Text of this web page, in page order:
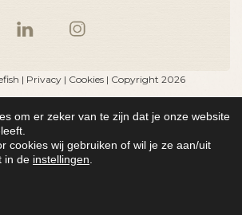
| Privacy | Cookies | Copyright 2026
om er zeker van te zijn dat je onze website
cookies wij gebruiken of wil je ze aan/uit
in de instellingen